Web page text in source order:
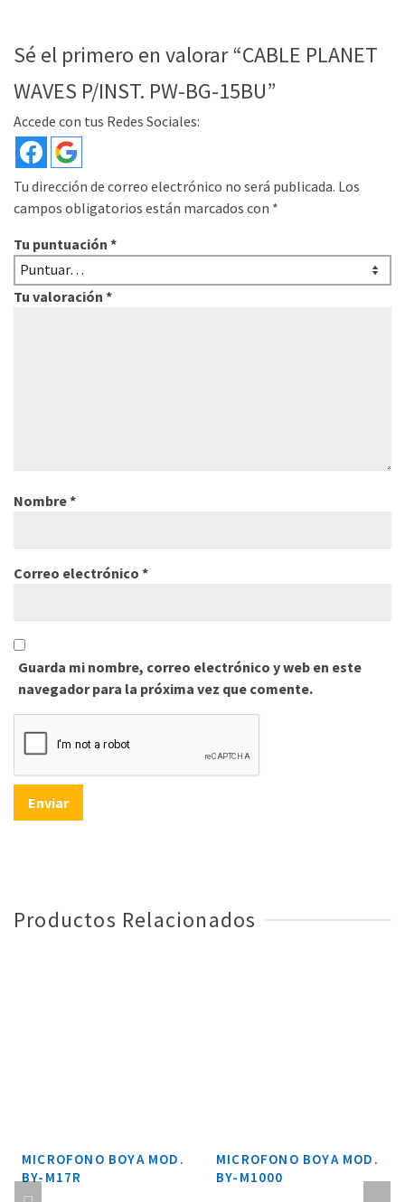
Sé el primero en valorar “CABLE PLANET
WAVES P/INST. PW-BG-15BU”
Accede con tus Redes Sociales:
Tu dirección de correo electrónico no será publicada. Los
campos obligatorios están marcados con *
Tu puntuación *
Tu valoración *
Nombre*
Correo electrónico *
Guarda mi nombre, correo electrónico y web en este
navegador para la próxima vez que comente.
Productos Relacionados
MICROFONO BOYA MOD.
BY-M17R
MICROFONO BOYA MOD.
BY-M1000